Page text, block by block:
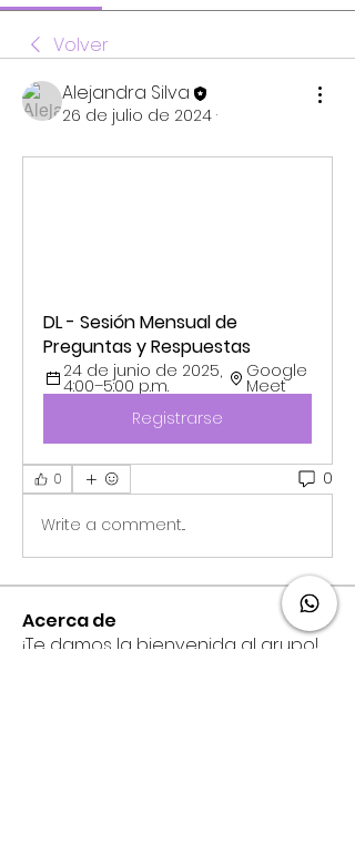
Volver
Alejandra Silva
26 de julio de 2024 ·
DL - Sesión Mensual de
Preguntas y Respuestas
24 de junio de 2025,
4:00–5:00 p.m.
Google
Meet
Registrarse
0 0
Write a comment...
Acerca de
¡Te damos la bienvenida al grupo!